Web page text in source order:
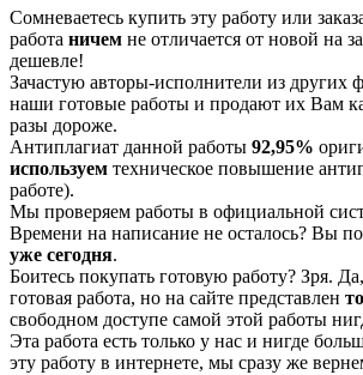
Сомневаетесь купить эту работу или
работа ничем не отличается от новой на
дешевле!
Зачастую авторы-исполнители из других
наши готовые работы и продают их Вам
разы дороже.
Антиплагиат данной работы 92,95%
используем техническое повышение
работе).
Мы проверяем работы в официальной
Времени на написание не осталось? Вы
уже сегодня.
Боитесь покупать готовую работу? Зря.
готовая работа, но на сайте представлен
свободном доступе самой этой работы
Эта работа есть только у нас и нигде
эту работу в интернете, мы сразу же